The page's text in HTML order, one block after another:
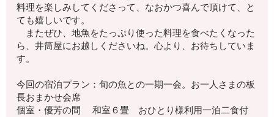
料理を楽しみしてくださって、なおかつ喜んで頂けて、と
ても嬉しいです。
またぜひ、地魚をたっぷり使った料理を食べたくなった
ら、井筒屋にお越しくださいね。心より、お待ちしていま
す。
今回の宿泊プラン：旬の魚との一期一会。 お一人さまの板
長おまかせ会席
個室・優芳の間 和室６畳 おひとり様利用一泊二食付